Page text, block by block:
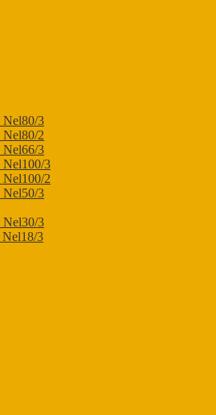
Nel80/3
2
Nel66/3
Nel100/3
2
Nel50/3
Nel30/3
3